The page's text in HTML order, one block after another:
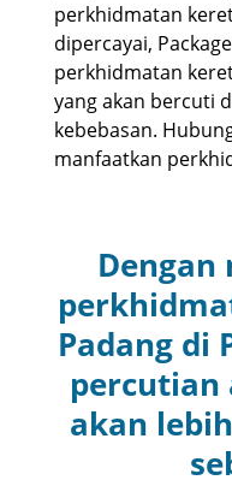
perkhidmatan
dipercayai,
perkhidmatan
yang akan bercuti
kebebasan.
manfaatkan
Dengan
Padang di
percutian
akan